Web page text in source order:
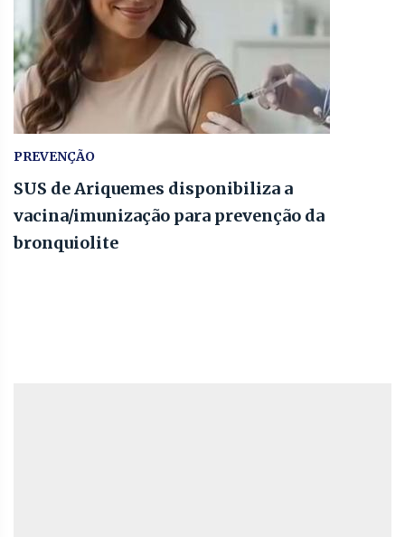
PREVENÇÃO
SUS de Ariquemes disponibiliza a
vacina/imunização para prevenção da
bronquiolite